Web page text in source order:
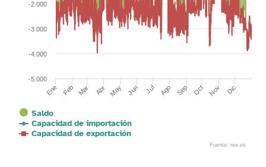
Saldo
Capacidad de importación
Capacidad de exportación
Ene Feb Mar Abr May Jun Jul Ago Sep Oct Nov Dic
-5.000
-4.000
-3.000
-2.000
Fuente: ree.es